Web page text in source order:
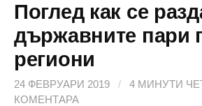
Поглед как се
държавните пари
региони
24 ФЕВРУАРИ 2019 / 4 МИНУТИ
КОМЕНТАРА